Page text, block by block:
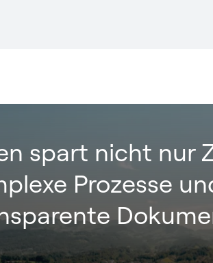
spart nicht nur
Prozesse